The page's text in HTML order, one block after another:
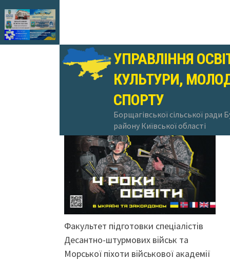
УПРАВЛІННЯ
КУЛЬТУРИ,
СПОРТУ
Борщагівської сільської ради
району Київської області
Факультет підготовки спеціалістів
Десантно-штурмових військ та
Морської піхоти військової академії